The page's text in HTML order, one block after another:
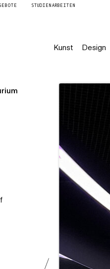
STUDIENARBEITEN
Kunst Design